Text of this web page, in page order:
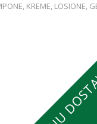
KREME, LOSIONE,